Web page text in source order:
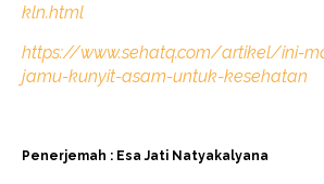
kln.html
https://www.sehatq.com/artikel/ini-
jamu-kunyit-asam-untuk-kesehatan
Penerjemah : Esa Jati Natyakalyana